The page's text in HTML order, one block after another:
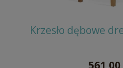
Krzesło dębowe
561,00